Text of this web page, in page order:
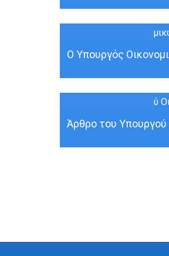
30 ΜΑΡ
Ο Υπουργός
29 ΜΑΡ
Άρθρο του Υπουργού